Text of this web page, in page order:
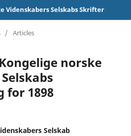
Videnskabers Selskabs Skrifter
/ Articles
norske
for 1898
Selskab